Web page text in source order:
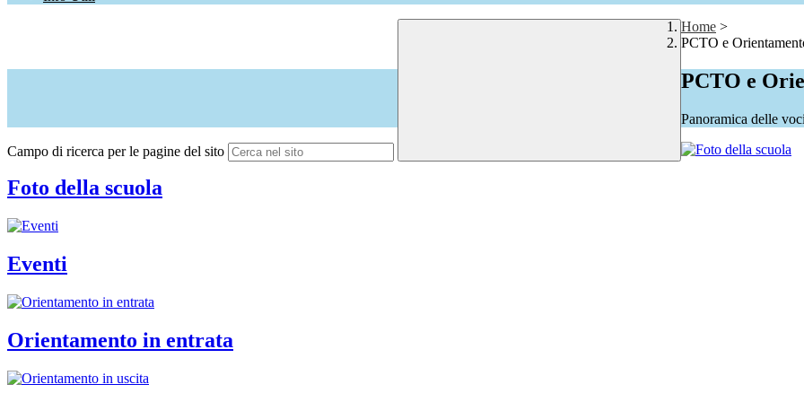
Campo di ricerca per le pagine del sito
Home >
PCTO e
PCTO e
Panoramica delle
Foto della scuola
Eventi
Orientamento in entrata